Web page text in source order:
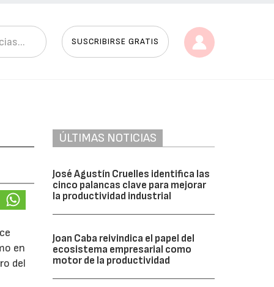
SUSCRIBIRSE GRATIS
en
del
ÚLTIMAS NOTICIAS
José Agustín Cruelles identifica las
cinco palancas clave para mejorar
la productividad industrial
Joan Caba reivindica el papel del
ecosistema empresarial como
motor de la productividad